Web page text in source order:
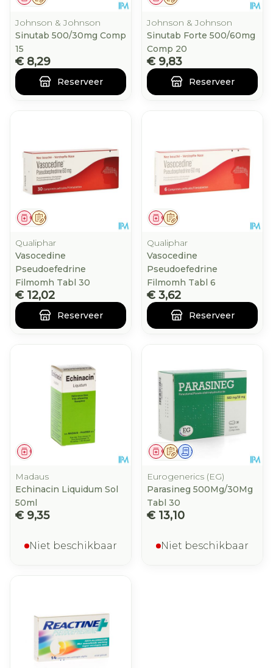
Johnson & Johnson
Sinutab 500/30mg Comp
15
€ 8,29
Reserveer
Johnson & Johnson
Sinutab Forte 500/60mg
Comp 20
€ 9,83
Reserveer
Op voorschrift
Geneesmiddel
Qualiphar
Vasocedine
Pseudoefedrine
Filmomh Tabl 30
€ 12,02
Reserveer
Op voorschrift
Geneesmiddel
Qualiphar
Vasocedine
Pseudoefedrine
Filmomh Tabl 6
€ 3,62
Reserveer
Geneesmiddel
Madaus
Echinacin Liquidum Sol
50ml
€ 9,35
Niet beschikbaar
Op voorschrift
GeneesmiddelSchriftelijke aanvraag
Eurogenerics (EG)
Parasineg 500Mg/30Mg
Tabl 30
€ 13,10
Niet beschikbaar